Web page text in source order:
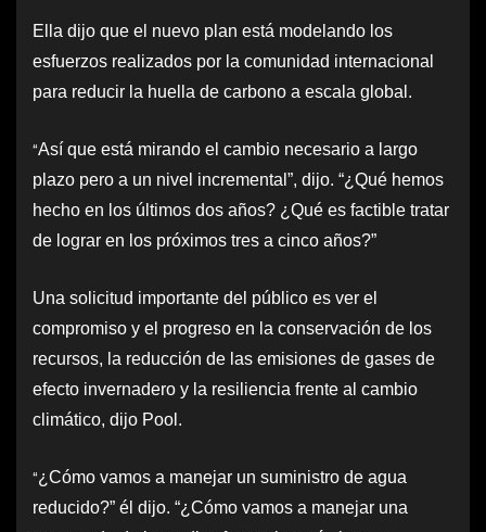
Ella dijo que el nuevo plan está modelando los
esfuerzos realizados por la comunidad internacional
para reducir la huella de carbono a escala global.
“Así que está mirando el cambio necesario a largo
plazo pero a un nivel incremental”, dijo. “¿Qué hemos
hecho en los últimos dos años? ¿Qué es factible tratar
de lograr en los próximos tres a cinco años?”
Una solicitud importante del público es ver el
compromiso y el progreso en la conservación de los
recursos, la reducción de las emisiones de gases de
efecto invernadero y la resiliencia frente al cambio
climático, dijo Pool.
“¿Cómo vamos a manejar un suministro de agua
reducido?” él dijo. “¿Cómo vamos a manejar una